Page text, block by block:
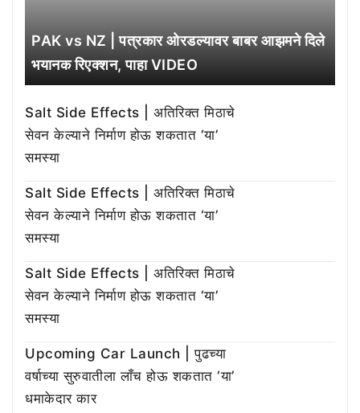
PAK vs NZ | पत्रकार ओरडल्यावर बाबर आझमने दिले
भयानक रिएक्शन, पाहा VIDEO
Salt Side Effects | अतिरिक्त मिठाचे
सेवन केल्याने निर्माण होऊ शकतात ‘या’
समस्या
Salt Side Effects | अतिरिक्त मिठाचे
सेवन केल्याने निर्माण होऊ शकतात ‘या’
समस्या
Salt Side Effects | अतिरिक्त मिठाचे
सेवन केल्याने निर्माण होऊ शकतात ‘या’
समस्या
Upcoming Car Launch | पुढच्या
वर्षाच्या सुरुवातीला लाँच होऊ शकतात ‘या’
धमाकेदार कार